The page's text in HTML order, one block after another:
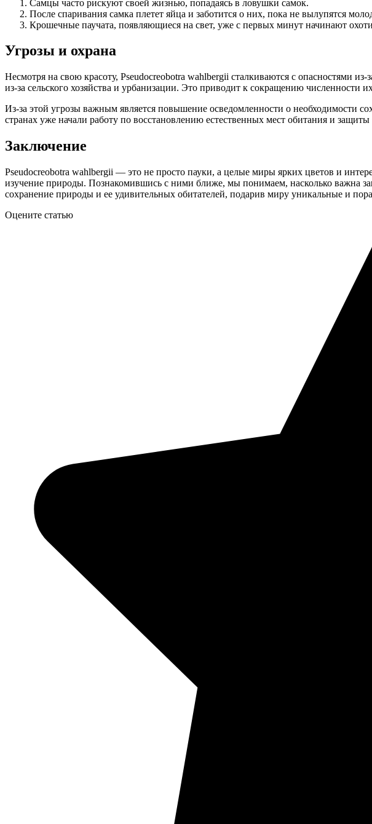
Самцы часто рискуют своей жизнью, попадаясь в ловушки самок.
После спаривания самка плетет яйца и заботится о них, пока не вылупятся
Крошечные паучата, появляющиеся на свет, уже с первых минут начинают
Угрозы и охрана
Несмотря на свою красоту, Pseudocreobotra wahlbergii сталкиваются с опасностями
из-за сельского хозяйства и урбанизации. Это приводит к сокращению численности
Из-за этой угрозы важным является повышение осведомленности о необходимости
странах уже начали работу по восстановлению естественных мест обитания и
Заключение
Pseudocreobotra wahlbergii — это не просто пауки, а целые миры ярких цветов и
изучение природы. Познакомившись с ними ближе, мы понимаем, насколько важна
сохранение природы и ее удивительных обитателей, подарив миру уникальные и
Оцените статью